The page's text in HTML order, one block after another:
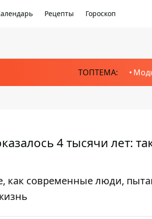
Рецепты Гороскоп
ТОПТЕМА:
4 тысячи лет:
как современные люди,